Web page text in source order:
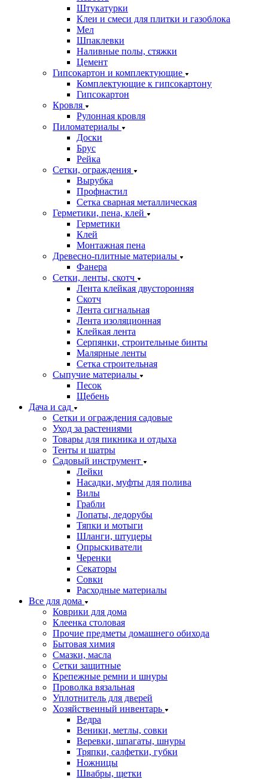
Штукатурки
Клеи и смеси для плитки и газоблока
Мел
Шпаклевки
Наливные полы, стяжки
Цемент
Гипсокартон и комплектующие
Комплектующие к гипсокартону
Гипсокартон
Кровля
Рулонная кровля
Пиломатериалы
Доски
Брус
Рейка
Сетки, ограждения
Вырубка
Профнастил
Сетка сварная металлическая
Герметики, пена, клей
Герметики
Клей
Монтажная пена
Древесно-плитные материалы
Фанера
Сетки, ленты, скотч
Лента клейкая двусторонняя
Скотч
Лента сигнальная
Лента изоляционная
Клейкая лента
Серпянки, строительные бинты
Малярные ленты
Сетка строительная
Сыпучие материалы
Песок
Щебень
Дача и сад
Сетки и ограждения садовые
Уход за растениями
Товары для пикника и отдыха
Тенты и шатры
Садовый инструмент
Лейки
Насадки, муфты для полива
Вилы
Грабли
Лопаты, ледорубы
Тяпки и мотыги
Шланги, штуцеры
Опрыскиватели
Черенки
Секаторы
Совки
Расходные материалы
Все для дома
Коврики для дома
Клеенка столовая
Прочие предметы домашнего обихода
Бытовая химия
Смазки, масла
Сетки защитные
Крепежные ремни и шнуры
Проволка вязальная
Уплотнитель для дверей
Хозяйственный инвентарь
Ведра
Веники, метлы, совки
Веревки, шпагаты, шнуры
Тряпки, салфетки, губки
Ножницы
Швабры, щетки